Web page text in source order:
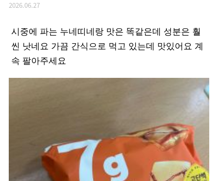
2026.06.27
시중에 파는 누네띠네랑 맛은 똑같은데 성분은 훨
씬 낫네요 가끔 간식으로 먹고 있는데 맛있어요 계
속 팔아주세요